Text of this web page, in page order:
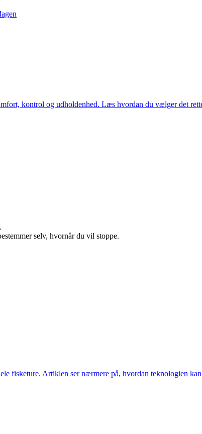
kontrol og udholdenhed. Læs hvordan du vælger det
selv, hvornår du vil stoppe.
fisketure. Artiklen ser nærmere på, hvordan teknologien